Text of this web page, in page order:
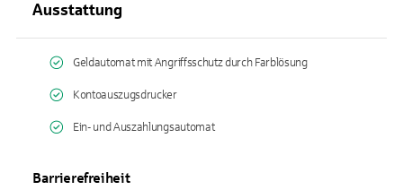
Ausstattung
Geldautomat mit Angriffsschutz durch Farblösung
Kontoauszugsdrucker
Ein- und Auszahlungsautomat
Barrierefreiheit